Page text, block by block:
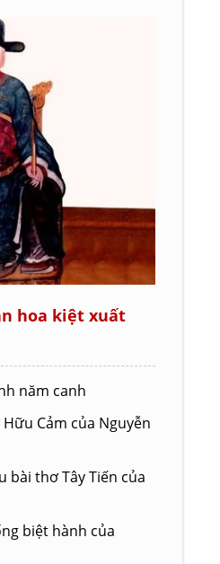
hoa kiệt xuất
năm canh
Cảm của Nguyễn
bài thơ Tây Tiến của
biệt hành của